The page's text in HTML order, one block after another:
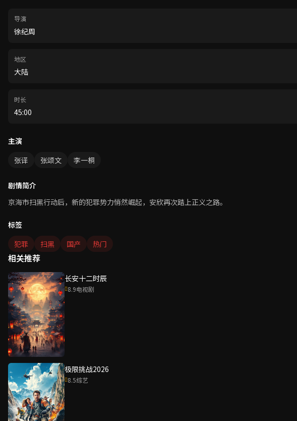
导演
徐纪周
地区
大陆
时长
45:00
主演
张译
张颂文 李一桐
剧情简介
京海市扫黑行动后，新的犯罪势力悄然崛起，安欣再次踏上正义之路。
标签
犯罪
扫黑 国产 热门
相关推荐
长安十二时辰
8.9电视剧
极限挑战2026
8.5综艺